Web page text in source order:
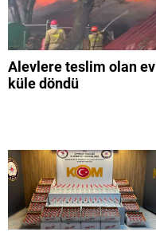
Alevlere teslim olan ev
küle döndü